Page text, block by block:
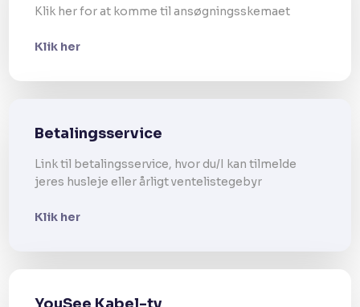
Klik her for at komme til ansøgningsskemaet
Klik her
Betalingsservice
Link til betalingsservice, hvor du/I kan tilmelde
jeres husleje eller årligt ventelistegebyr​
Klik her